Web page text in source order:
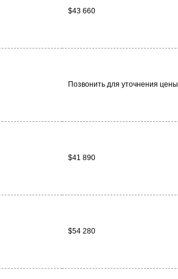
$43 660
Позвонить для уточнения цены
$41 890
$54 280